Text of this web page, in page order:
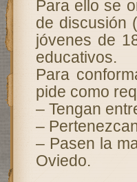
Para ello se
de discusión
jóvenes de
educativos.
Para
pide como
– Tengan
–
– Pasen la
Oviedo.